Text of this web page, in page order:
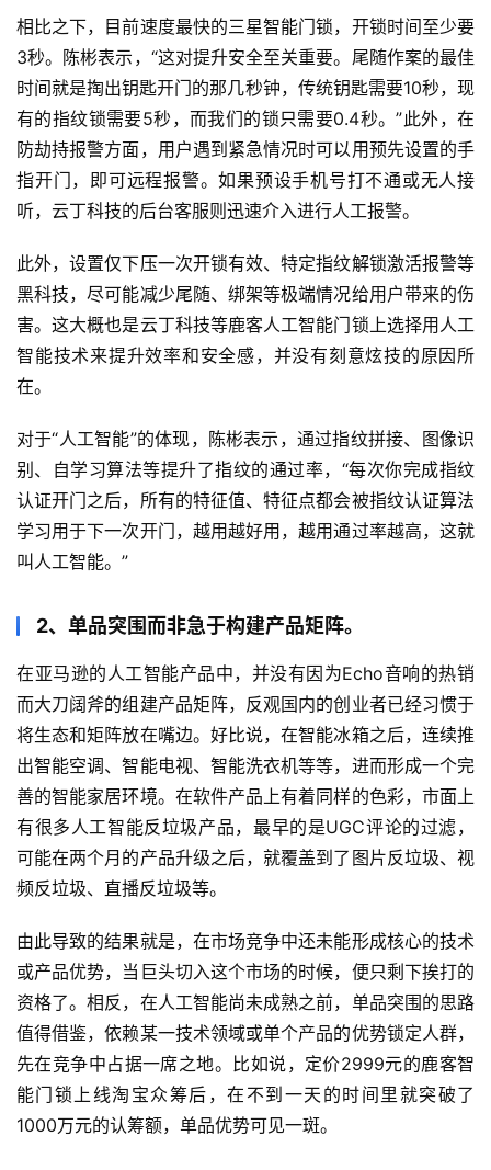
相比之下，目前速度最快的三星智能门锁，开锁时间至少要
3秒。陈彬表示，“这对提升安全至关重要。尾随作案的最佳
时间就是掏出钥匙开门的那几秒钟，传统钥匙需要10秒，现
有的指纹锁需要5秒，而我们的锁只需要0.4秒。”此外，在
防劫持报警方面，用户遇到紧急情况时可以用预先设置的手
指开门，即可远程报警。如果预设手机号打不通或无人接
听，云丁科技的后台客服则迅速介入进行人工报警。
此外，设置仅下压一次开锁有效、特定指纹解锁激活报警等
黑科技，尽可能减少尾随、绑架等极端情况给用户带来的伤
害。这大概也是云丁科技等鹿客人工智能门锁上选择用人工
智能技术来提升效率和安全感，并没有刻意炫技的原因所
在。
对于“人工智能”的体现，陈彬表示，通过指纹拼接、图像识
别、自学习算法等提升了指纹的通过率，“每次你完成指纹
认证开门之后，所有的特征值、特征点都会被指纹认证算法
学习用于下一次开门，越用越好用，越用通过率越高，这就
叫人工智能。”
2、单品突围而非急于构建产品矩阵。
在亚马逊的人工智能产品中，并没有因为Echo音响的热销
而大刀阔斧的组建产品矩阵，反观国内的创业者已经习惯于
将生态和矩阵放在嘴边。好比说，在智能冰箱之后，连续推
出智能空调、智能电视、智能洗衣机等等，进而形成一个完
善的智能家居环境。在软件产品上有着同样的色彩，市面上
有很多人工智能反垃圾产品，最早的是UGC评论的过滤，
可能在两个月的产品升级之后，就覆盖到了图片反垃圾、视
频反垃圾、直播反垃圾等。
由此导致的结果就是，在市场竞争中还未能形成核心的技术
或产品优势，当巨头切入这个市场的时候，便只剩下挨打的
资格了。相反，在人工智能尚未成熟之前，单品突围的思路
值得借鉴，依赖某一技术领域或单个产品的优势锁定人群，
先在竞争中占据一席之地。比如说，定价2999元的鹿客智
能门锁上线淘宝众筹后，在不到一天的时间里就突破了
1000万元的认筹额，单品优势可见一斑。